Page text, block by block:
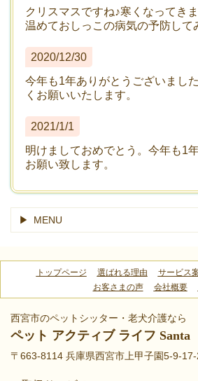
クリスマスですね♪寒くなってき
温めておしっこの病気の予防して
2020/12/30
今年も1年ありがとうございまし
くお願いいたします。
2021/1/1
明けましておめでとう。今年も1
お願い致します。
MENU
トップページ 選ばれる理由 サービス
お客さまの声
会社概要
西宮市のペットシッター・老犬介護なら
ペット アクティブ ライフ Santa
〒663-8114 兵庫県西宮市上甲子園5-9-